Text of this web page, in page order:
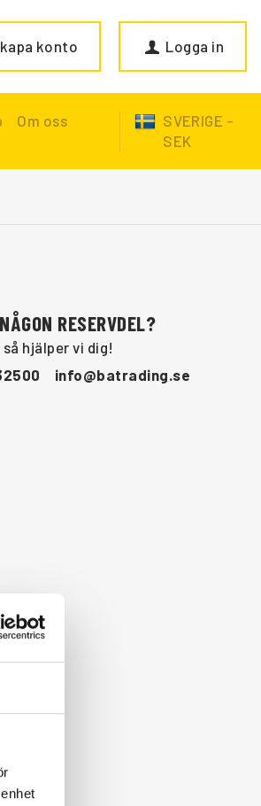
konto Logga in
Om oss
SVERIGE -
SEK
RESERVDEL?
hjälper vi dig!
info@batrading.se